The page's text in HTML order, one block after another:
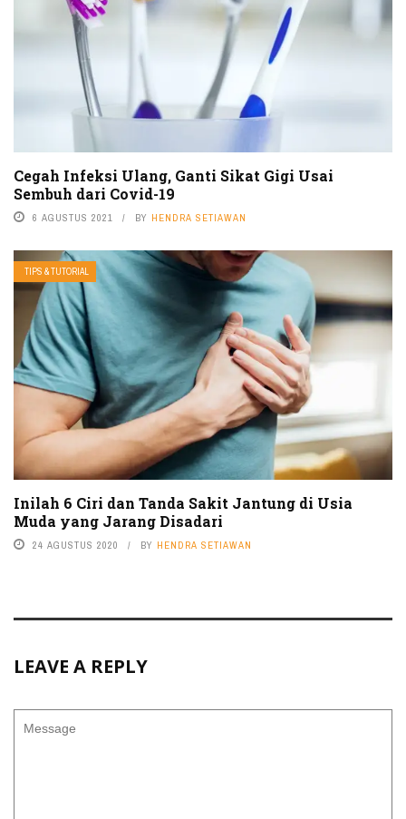
Cegah Infeksi Ulang, Ganti Sikat Gigi Usai
Sembuh dari Covid-19
6 AGUSTUS 2021 BY HENDRA SETIAWAN
TIPS & TUTORIAL
Inilah 6 Ciri dan Tanda Sakit Jantung di Usia
Muda yang Jarang Disadari
24 AGUSTUS 2020 BY HENDRA SETIAWAN
LEAVE A REPLY